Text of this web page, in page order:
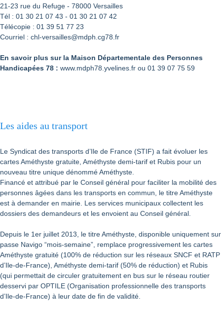
21-23 rue du Refuge - 78000 Versailles
Tél : 01 30 21 07 43 - 01 30 21 07 42
Télécopie : 01 39 51 77 23
Courriel : chl-versailles@mdph.cg78.fr
En savoir plus sur la Maison Départementale des Personnes
Handicapées 78 : www.mdph78.yvelines.fr ou 01 39 07 75 59
Les aides au transport
Le Syndicat des transports d’Ile de France (STIF) a fait évoluer les
cartes Améthyste gratuite, Améthyste demi-tarif et Rubis pour un
nouveau titre unique dénommé Améthyste.
Financé et attribué par le Conseil général pour faciliter la mobilité des
personnes âgées dans les transports en commun, le titre Améthyste
est à demander en mairie. Les services municipaux collectent les
dossiers des demandeurs et les envoient au Conseil général.
Depuis le 1er juillet 2013, le titre Améthyste, disponible uniquement sur
passe Navigo “mois-semaine”, remplace progressivement les cartes
Améthyste gratuité (100% de réduction sur les réseaux SNCF et RATP
d’Ile-de-France), Améthyste demi-tarif (50% de réduction) et Rubis
(qui permettait de circuler gratuitement en bus sur le réseau routier
desservi par OPTILE (Organisation professionnelle des transports
d’Ile-de-France) à leur date de fin de validité.